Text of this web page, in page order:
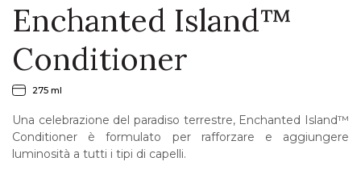
Enchanted Island™
Conditioner
275 ml
Una celebrazione del paradiso terrestre, Enchanted Island™
Conditioner è formulato per rafforzare e aggiungere
luminosità a tutti i tipi di capelli.